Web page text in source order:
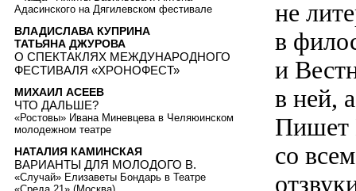
не
в
и
в ней,
Пишет
со
Адасинского на Дягилевском фестивале
ВЛАДИСЛАВА КУПРИНА
ТАТЬЯНА ДЖУРОВА
О СПЕКТАКЛЯХ МЕЖДУНАРОДНОГО
ФЕСТИВАЛЯ «ХРОНОФЕСТ»
МИХАИЛ АСЕЕВ
ЧТО ДАЛЬШЕ?
«Ростовы» Ивана Миневцева в Челяюинском
молодежном театре
НАТАЛИЯ КАМИНСКАЯ
ВАРИАНТЫ ДЛЯ МОЛОДОГО В.
«Случай» Елизаветы Бондарь в Театре